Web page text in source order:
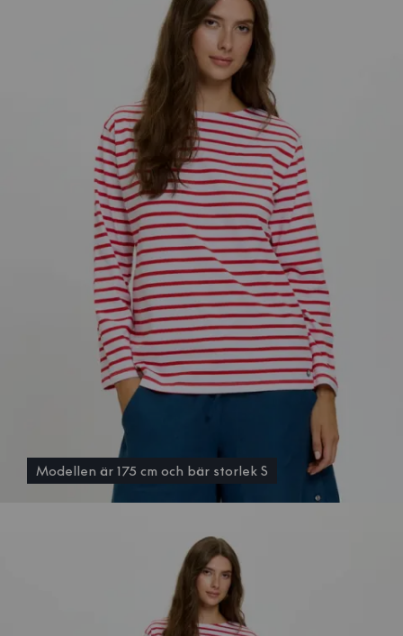
Modellen är 175 cm och bär storlek S